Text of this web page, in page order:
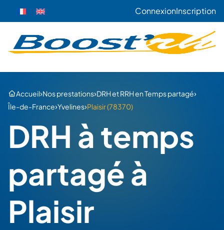
ConnexionInscription
Accueil›Nos prestations›DRH et RRH en Temps partagé›
Île-de-France›Yvelines›Plaisir (78370)
DRH à temps
partagé à
Plaisir